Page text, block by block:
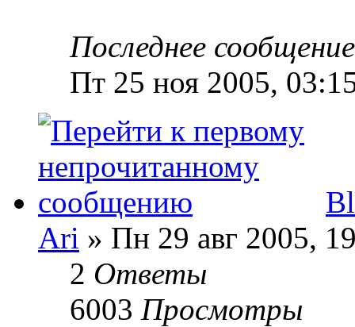
Последнее
Пт 25 ноя 2005,
Ari » Пн 29 авг 2005,
2 Ответы
6003 Просмотры